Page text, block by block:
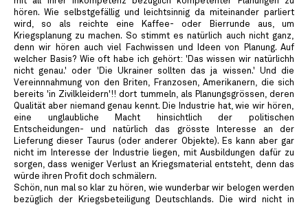
hören. Wie selbstgefällig und leichtsinnig da miteinander parliert
wird, so als reichte eine Kaffee- oder Bierrunde aus, um
Kriegsplanung zu machen. So stimmt es natürlich auch nicht ganz,
denn wir hören auch viel Fachwissen und Ideen von Planung. Auf
welcher Basis? Wie oft habe ich gehört: 'Das wissen wir natürlichh
nicht genau.' oder 'Die Ukrainer sollten das ja wissen.' Und die
Vereinnnahmung von den Briten, Franzosen, Amerikanern, die sich
bereits 'in Zivilkleidern'!! dort tummeln, als Planungsgrössen, deren
Qualität aber niemand genau kennt. Die Industrie hat, wie wir hören,
eine unglaubliche Macht hinsichtlich der politischen
Entscheidungen- und natürlich das grösste Interesse an der
Lieferung dieser Taurus (oder anderer Objekte). Es kann aber gar
nicht im Interesse der Industrie liegen, mit Ausbildungen dafür zu
sorgen, dass weniger Verlust an Kriegsmaterial entsteht, denn das
würde ihren Profit doch schmälern.
Schön, nun mal so klar zu hören, wie wunderbar wir belogen werden
bezüglich der Kriegsbeteiligung Deutschlands. Die wird nicht in